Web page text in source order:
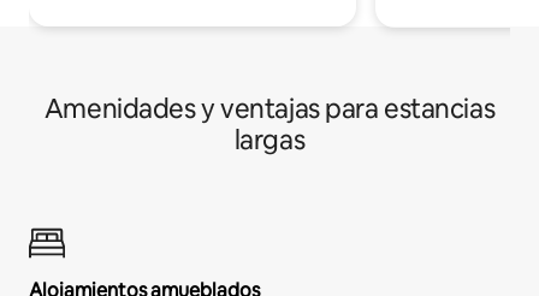
Amenidades y ventajas para estancias
largas